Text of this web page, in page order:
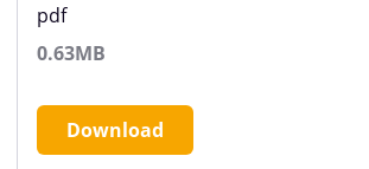
pdf
0.63MB
Download